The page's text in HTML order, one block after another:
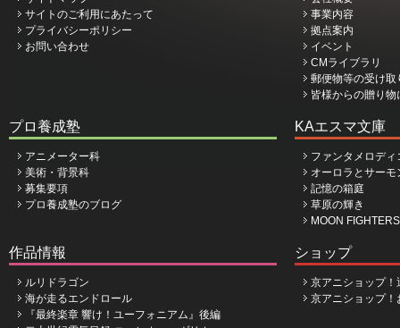
サイトのご利用にあたって
プライバシーポリシー
お問い合わせ
事業内容
拠点案内
イベント
CMライブラリ
郵便物等の受け取
皆様からの贈り
プロ養成塾
アニメーター科
美術・背景科
募集要項
プロ養成塾のブログ
KAエスマ文庫
ファンタメロデ
オーロラとサーモ
記憶の箱庭
草原の輝き
MOON
作品情報
ルリドラゴン
海が走るエンドロール
『最終楽章 響け！ユーフォニアム』後編
ショップ
京アニショップ！
京アニショップ！